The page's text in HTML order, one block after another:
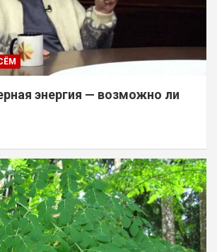
энергия — возможно ли